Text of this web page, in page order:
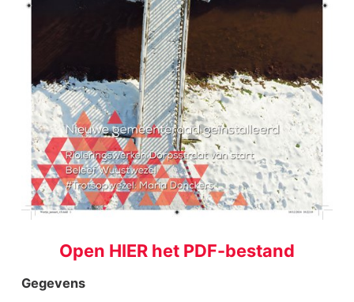
Open HIER het PDF-bestand
Gegevens